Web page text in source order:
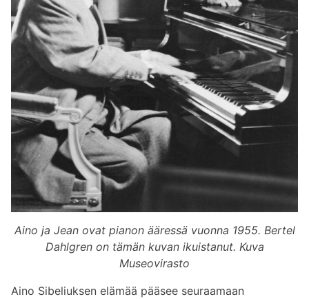
Aino ja Jean ovat pianon ääressä vuonna 1955. Bertel
Dahlgren on tämän kuvan ikuistanut. Kuva
Museovirasto
Aino Sibeliuksen elämää pääsee seuraamaan